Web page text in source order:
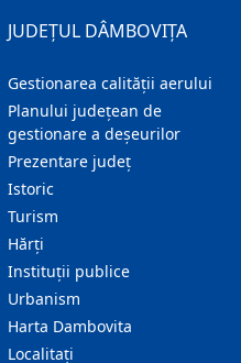
JUDEȚUL DÂMBOVIȚA
Gestionarea calității aerului
Planului județean de
gestionare a deșeurilor
Prezentare judeţ
Istoric
Turism
Hărţi
Instituţii publice
Urbanism
Harta Dambovita
Localitaţi